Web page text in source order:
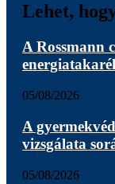
Lehet,
A Rossmann
05/08/2026
A
vizsgálata
05/08/2026